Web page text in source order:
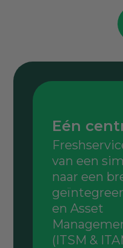
Eén
van een
naar een
en Asset
(ITSM &